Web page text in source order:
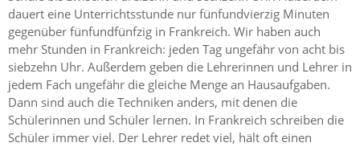
dauert eine Unterrichtsstunde nur fünfundvierzig Minuten
gegenüber fünfundfünfzig in Frankreich. Wir haben auch
mehr Stunden in Frankreich: jeden Tag ungefähr von acht bis
siebzehn Uhr. Außerdem geben die Lehrerinnen und Lehrer in
jedem Fach ungefähr die gleiche Menge an Hausaufgaben.
Dann sind auch die Techniken anders, mit denen die
Schülerinnen und Schüler lernen. In Frankreich schreiben die
Schüler immer viel. Der Lehrer redet viel, hält oft einen